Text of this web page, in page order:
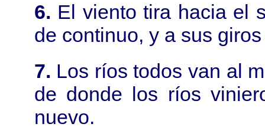
6. El viento tira hacia el
de continuo, y a sus
7. Los ríos todos van al
de donde los ríos
nuevo.